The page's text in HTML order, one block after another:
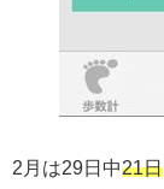
2月は29日中21日